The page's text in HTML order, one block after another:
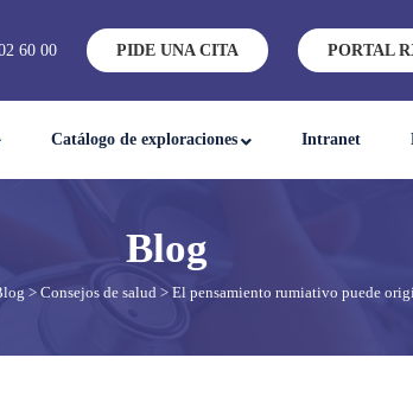
60 00 PIDE UNA CITA PORTAL
Catálogo de exploraciones Intranet
> Consejos de salud > El pensamiento rumiativo puede